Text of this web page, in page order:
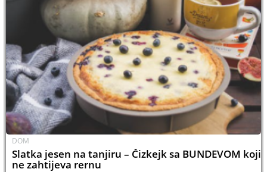
DOM
Slatka jesen na tanjiru – Čizkejk sa BUNDEVOM koji
ne zahtijeva rernu